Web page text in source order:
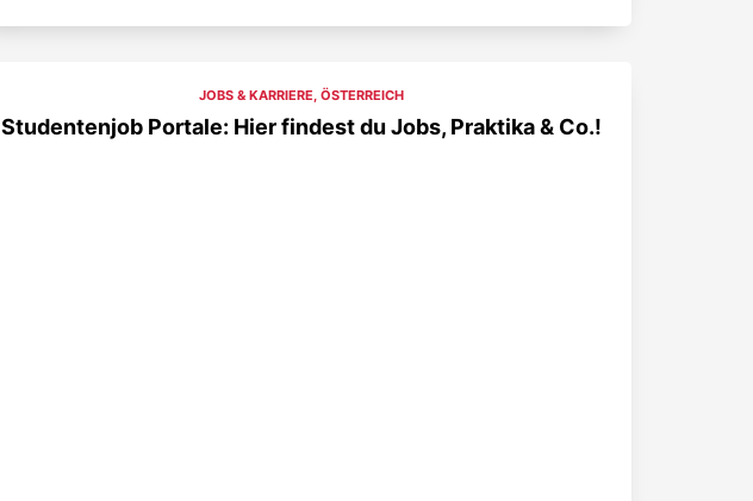
JOBS & KARRIERE, ÖSTERREICH
Studentenjob Portale: Hier findest du Jobs, Praktika & Co.!